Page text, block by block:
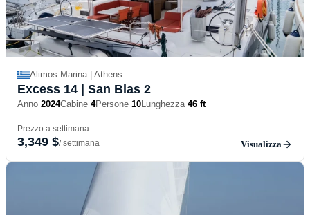
Alimos Marina | Athens
Excess 14 | San Blas 2
Anno 2024Cabine 4Persone 10Lunghezza 46 ft
Prezzo a settimana
3,349 $/ settimana Visualizza